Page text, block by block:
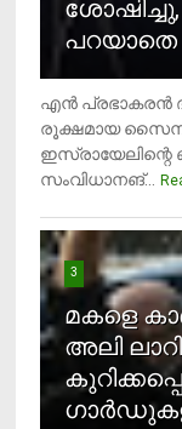
ശോഷിച്ചു,
പറയാതെ
എന്‍ പ്രഭാകരന്‍
രൂക്ഷമായ
ഇസ്രായേലിന്റെ
സംവിധാനങ്...
3
മകളെ
അലി